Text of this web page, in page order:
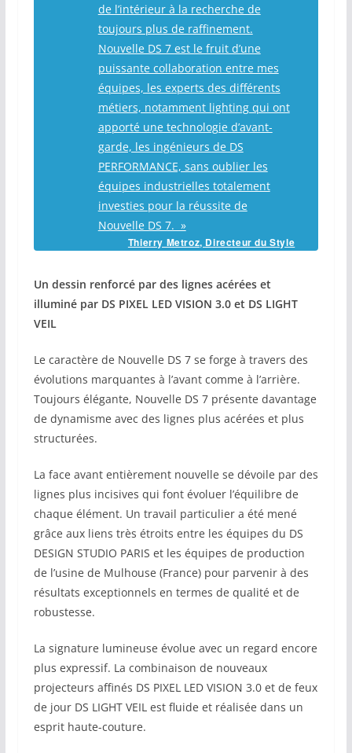
de l’intérieur à la recherche de
toujours plus de raffinement.
Nouvelle DS 7 est le fruit d’une
puissante collaboration entre mes
équipes, les experts des différents
métiers, notamment lighting qui ont
apporté une technologie d’avant-
garde, les ingénieurs de DS
PERFORMANCE, sans oublier les
équipes industrielles totalement
investies pour la réussite de
Nouvelle DS 7. »
Thierry Metroz, Directeur du Style
Un dessin renforcé par des lignes acérées et
illuminé par DS PIXEL LED VISION 3.0 et DS LIGHT
VEIL
Le caractère de Nouvelle DS 7 se forge à travers des
évolutions marquantes à l’avant comme à l’arrière.
Toujours élégante, Nouvelle DS 7 présente davantage
de dynamisme avec des lignes plus acérées et plus
structurées.
La face avant entièrement nouvelle se dévoile par des
lignes plus incisives qui font évoluer l’équilibre de
chaque élément. Un travail particulier a été mené
grâce aux liens très étroits entre les équipes du DS
DESIGN STUDIO PARIS et les équipes de production
de l’usine de Mulhouse (France) pour parvenir à des
résultats exceptionnels en termes de qualité et de
robustesse.
La signature lumineuse évolue avec un regard encore
plus expressif. La combinaison de nouveaux
projecteurs affinés DS PIXEL LED VISION 3.0 et de feux
de jour DS LIGHT VEIL est fluide et réalisée dans un
esprit haute-couture.